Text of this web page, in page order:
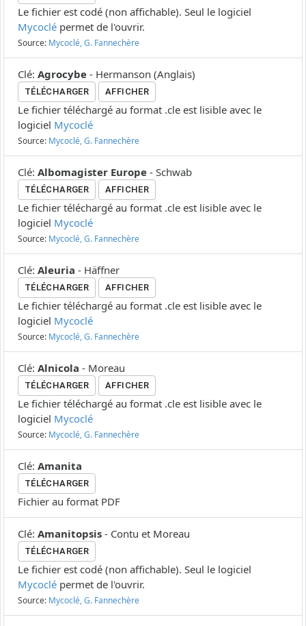
Le fichier est codé (non affichable). Seul le logiciel
Mycoclé permet de l'ouvrir.
Source: Mycoclé, G. Fannechère
Clé: Agrocybe - Hermanson (Anglais)
TÉLÉCHARGER AFFICHER
Le fichier téléchargé au format .cle est lisible avec le
logiciel Mycoclé
Source: Mycoclé, G. Fannechère
Clé: Albomagister Europe - Schwab
TÉLÉCHARGER AFFICHER
Le fichier téléchargé au format .cle est lisible avec le
logiciel Mycoclé
Source: Mycoclé, G. Fannechère
Clé: Aleuria - Häffner
TÉLÉCHARGER AFFICHER
Le fichier téléchargé au format .cle est lisible avec le
logiciel Mycoclé
Source: Mycoclé, G. Fannechère
Clé: Alnicola - Moreau
TÉLÉCHARGER AFFICHER
Le fichier téléchargé au format .cle est lisible avec le
logiciel Mycoclé
Source: Mycoclé, G. Fannechère
Clé: Amanita
TÉLÉCHARGER
Fichier au format PDF
Clé: Amanitopsis - Contu et Moreau
TÉLÉCHARGER
Le fichier est codé (non affichable). Seul le logiciel
Mycoclé permet de l'ouvrir.
Source: Mycoclé, G. Fannechère